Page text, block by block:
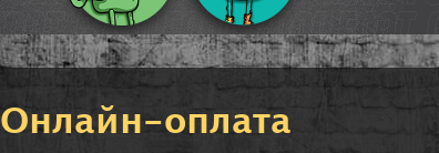
Онлайн-оплата